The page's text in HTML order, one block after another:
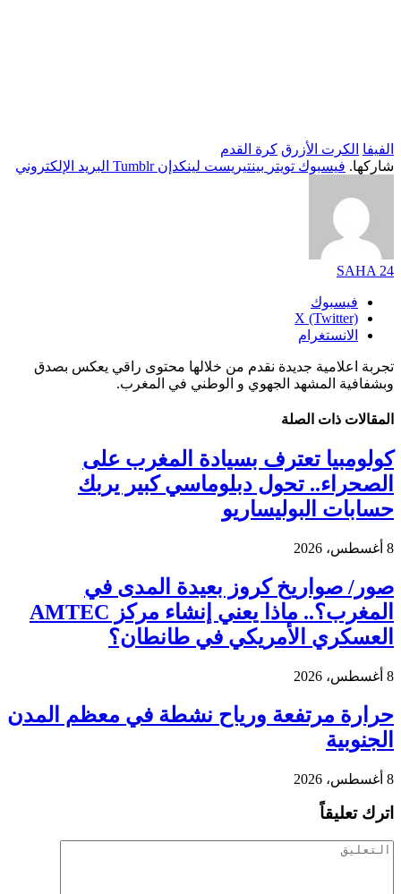
الفيفا الكرت الأزرق كرة القدم
شاركها. فيسبوك تويتر بينتيريست لينكدإن Tumblr البريد الإلكتروني
SAHA 24
فيسبوك
X (Twitter)
الانستغرام
تجربة اعلامية جديدة نقدم من خلالها محتوى راقي يعكس بصدق
وبشفافية المشهد الجهوي و الوطني في المغرب.
المقالات ذات الصلة
كولومبيا تعترف بسيادة المغرب على
الصحراء.. تحول دبلوماسي كبير يربك
حسابات البوليساريو
8 أغسطس، 2026
صور/ صواريخ كروز بعيدة المدى في
المغرب؟.. ماذا يعني إنشاء مركز AMTEC
العسكري الأمريكي في طانطان؟
8 أغسطس، 2026
حرارة مرتفعة ورياح نشطة في معظم المدن
الجنوبية
8 أغسطس، 2026
اترك تعليقاً